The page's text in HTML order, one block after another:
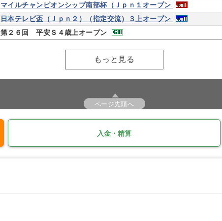
マイルチャンピオンシップ南部杯（Ｊｐｎ１オープン
日本テレビ盃（Ｊｐｎ２）（指定交流）３上オープン
第２６回 平安Ｓ４歳上オープン
もっと見る
ページ先頭へ
入金・精算